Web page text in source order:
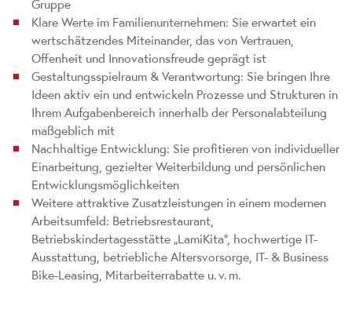
Gruppe
Klare Werte im Familienunternehmen: Sie erwartet ein
wertschätzendes Miteinander, das von Vertrauen,
Offenheit und Innovationsfreude geprägt ist
Gestaltungsspielraum & Verantwortung: Sie bringen Ihre
Ideen aktiv ein und entwickeln Prozesse und Strukturen in
Ihrem Aufgabenbereich innerhalb der Personalabteilung
maßgeblich mit
Nachhaltige Entwicklung: Sie profitieren von individueller
Einarbeitung, gezielter Weiterbildung und persönlichen
Entwicklungsmöglichkeiten
Weitere attraktive Zusatzleistungen in einem modernen
Arbeitsumfeld: Betriebsrestaurant,
Betriebskindertagesstätte „LamiKita“, hochwertige IT-
Ausstattung, betriebliche Altersvorsorge, IT- & Business
Bike-Leasing, Mitarbeiterrabatte u. v. m.